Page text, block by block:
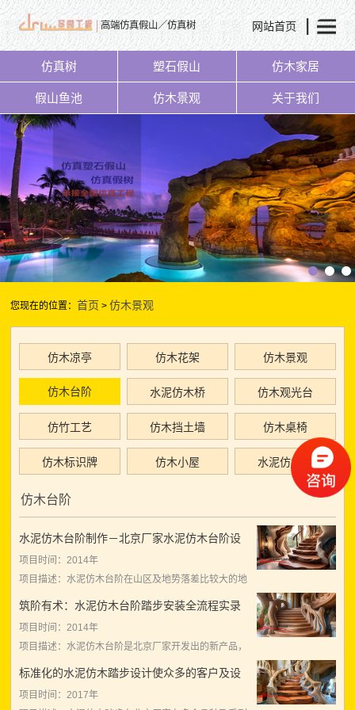
高端仿真假山／仿真树 网站首页
仿真树 塑石假山 仿木家居
假山鱼池 仿木景观 关于我们
您现在的位置：首页 >仿木景观
仿木凉亭 仿木花架 仿木景观
仿木台阶 水泥仿木桥 仿木观光台
仿竹工艺 仿木挡土墙 仿木桌椅
仿木标识牌 仿木小屋 水泥仿木船
仿木台阶
水泥仿木台阶制作－北京厂家水泥仿木台阶设
计制作
项目时间：2014年
项目描述：水泥仿木台阶在山区及地势落差比较大的地
区很常见，以前都是用水泥现场制作普通的台阶或者是
筑阶有术：水泥仿木台阶踏步安装全流程实录
项目时间：2014年
项目描述：水泥仿木台阶是北京厂家开发出的新产品，
在国内还很少使用，水泥仿木台阶适用于沙土地、砾石
标准化的水泥仿木踏步设计使众多的客户及设
计方受益匪浅
项目时间：2017年